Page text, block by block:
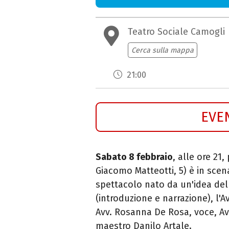
Teatro Sociale Camogli
Cerca sulla mappa
21:00
Sabato 8 febbraio, alle ore
Giacomo Matteotti, 5) è in
spettacolo nato da un'idea
(introduzione e narrazione),
Avv. Rosanna De Rosa, voce,
maestro Danilo Artale.